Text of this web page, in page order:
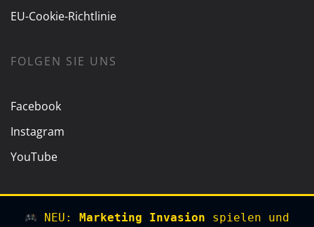
EU-Cookie-Richtlinie
FOLGEN SIE UNS
Facebook
Instagram
YouTube
NEU:Marketing Invasion spielen und